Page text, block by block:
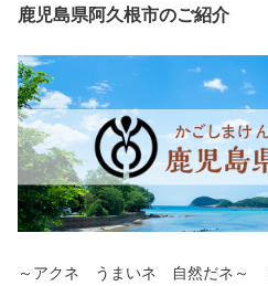
鹿児島県阿久根市のご紹介
～アクネ うまいネ 自然だネ～